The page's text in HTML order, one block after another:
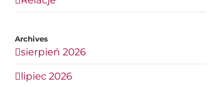
Archives
sierpień 2026
lipiec 2026